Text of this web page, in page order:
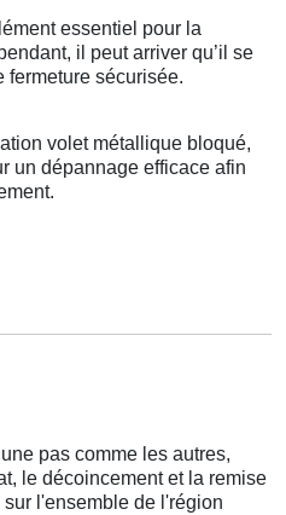
essentiel pour la
il peut arriver qu’il se
fermeture sécurisée.
volet métallique bloqué,
un dépannage efficace afin
pas comme les autres,
le décoincement et la remise
l'ensemble de l'région